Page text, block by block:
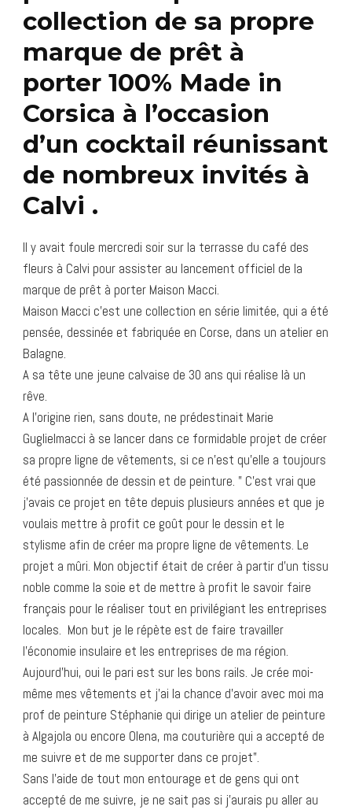
collection de sa propre
marque de prêt à
porter 100% Made in
Corsica à l’occasion
d’un cocktail réunissant
de nombreux invités à
Calvi .
Il y avait foule mercredi soir sur la terrasse du café des
fleurs à Calvi pour assister au lancement officiel de la
marque de prêt à porter Maison Macci.
Maison Macci c’est une collection en série limitée, qui a été
pensée, dessinée et fabriquée en Corse, dans un atelier en
Balagne.
A sa tête une jeune calvaise de 30 ans qui réalise là un
rêve.
A l’origine rien, sans doute, ne prédestinait Marie
Guglielmacci à se lancer dans ce formidable projet de créer
sa propre ligne de vêtements, si ce n’est qu’elle a toujours
été passionnée de dessin et de peinture. ” C’est vrai que
j’avais ce projet en tête depuis plusieurs années et que je
voulais mettre à profit ce goût pour le dessin et le
stylisme afin de créer ma propre ligne de vêtements. Le
projet a mûri. Mon objectif était de créer à partir d’un tissu
noble comme la soie et de mettre à profit le savoir faire
français pour le réaliser tout en privilégiant les entreprises
locales. Mon but je le répète est de faire travailler
l’économie insulaire et les entreprises de ma région.
Aujourd’hui, oui le pari est sur les bons rails. Je crée moi-
même mes vêtements et j’ai la chance d’avoir avec moi ma
prof de peinture Stéphanie qui dirige un atelier de peinture
à Algajola ou encore Olena, ma couturière qui a accepté de
me suivre et de me supporter dans ce projet”.
Sans l’aide de tout mon entourage et de gens qui ont
accepté de me suivre, je ne sait pas si j’aurais pu aller au